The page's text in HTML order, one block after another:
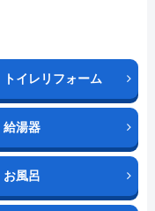
トイレリフォーム
給湯器
お風呂